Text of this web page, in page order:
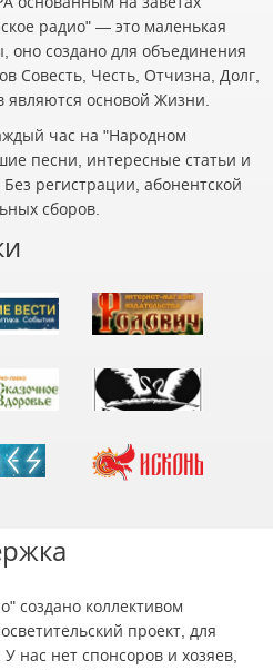
радио" — это маленькая
оно создано для объединения
Совесть, Честь, Отчизна, Долг,
являются основой Жизни.
час на "Народном
песни, интересные статьи и
регистрации, абонентской
сборов.
создано коллективом
проект, для
нас нет спонсоров и хозяев,